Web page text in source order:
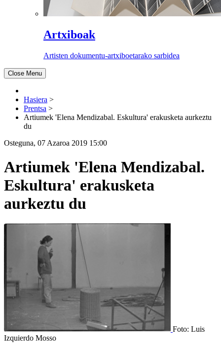
Artxiboak
Artisten dokumentu-artxiboetarako sarbidea
Close Menu
Hasiera >
Prentsa >
Artiumek 'Elena Mendizabal. Eskultura' erakusketa aurkeztu
du
Osteguna, 07 Azaroa 2019 15:00
Artiumek 'Elena Mendizabal.
Eskultura' erakusketa
aurkeztu du
Foto: Luis
Izquierdo Mosso